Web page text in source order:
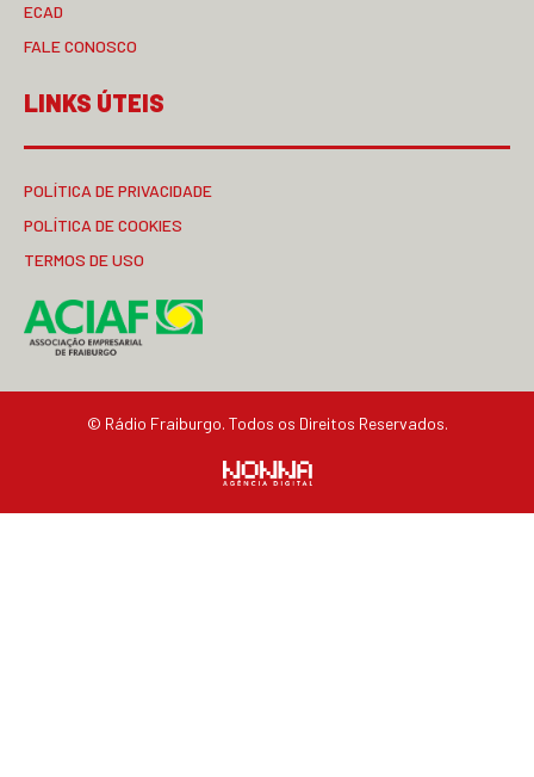
ECAD
FALE CONOSCO
LINKS ÚTEIS
POLÍTICA DE PRIVACIDADE
POLÍTICA DE COOKIES
TERMOS DE USO
© Rádio Fraiburgo. Todos os Direitos Reservados.